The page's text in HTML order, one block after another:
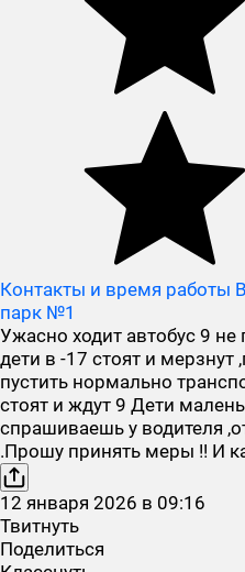
Контакты и время работы
парк №1
Ужасно ходит автобус 9
дети в -17 стоят и
пустить нормально
стоят и ждут 9 Дети
спрашиваешь у водителя
.Прошу принять меры !! И
12 января 2026 в 09:16
Твитнуть
Поделиться